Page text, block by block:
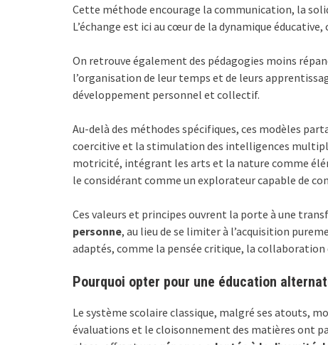
Cette méthode encourage la communication, la
L’échange est ici au cœur de la dynamique
On retrouve également des pédagogies moins
l’organisation de leur temps et de leurs
développement personnel et collectif.
Au-delà des méthodes spécifiques, ces modèles
coercitive et la stimulation des intelligences
motricité, intégrant les arts et la nature comme
le considérant comme un explorateur capable de
Ces valeurs et principes ouvrent la porte à une
personne, au lieu de se limiter à l’acquisition
adaptés, comme la pensée critique, la collaboration
Pourquoi opter pour une éducation
Le système scolaire classique, malgré ses atouts,
évaluations et le cloisonnement des matières ont